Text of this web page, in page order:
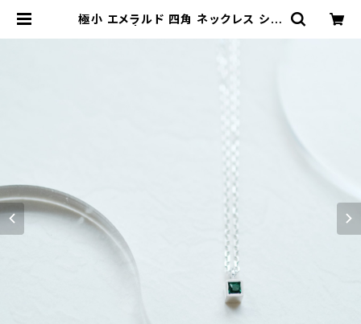
極小 エメラルド 四角 ネックレス シル